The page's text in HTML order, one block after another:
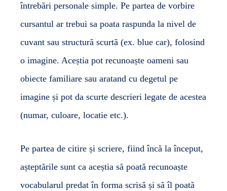
întrebări personale simple. Pe partea de vorbire
cursantul ar trebui sa poata raspunda la nivel de
cuvant sau structură scurtă (ex. blue car), folosind
o imagine. Aceștia pot recunoaște oameni sau
obiecte familiare sau aratand cu degetul pe
imagine și pot da scurte descrieri legate de acestea
(numar, culoare, locatie etc.).
Pe partea de citire și scriere, fiind încă la început,
așteptările sunt ca aceștia să poată recunoaște
vocabularul predat în forma scrisă și să îl poată